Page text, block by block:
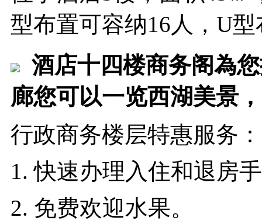
型布置可容纳16人，U
酒店十四楼商务阁為
廊您可以一览西湖美景
行政商务楼层特惠服务：
1. 快速办理入住和退房
2. 免费欢迎水果。